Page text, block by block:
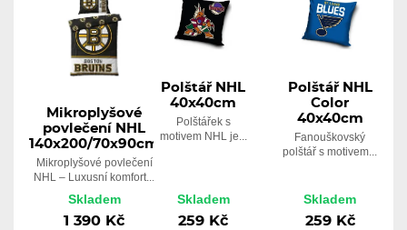
Mikroplyšové
povlečení NHL
140x200/70x90cm
Mikroplyšové povlečení
NHL – Luxusní komfort...
Skladem
1 390 Kč
Polštář NHL
40x40cm
Polštářek s
motivem NHL je...
Skladem
259 Kč
Polštář NHL
Color
40x40cm
Fanouškovský
polštář s motivem...
Skladem
259 Kč